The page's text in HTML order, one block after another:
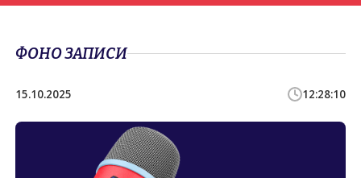
ФОНО ЗАПИСИ
15.10.2025 12:28:10